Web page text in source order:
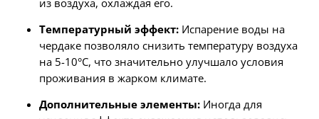
Температурный эффект: Испарение воды на
чердаке позволяло снизить температуру воздуха
на 5-10°C, что значительно улучшало условия
проживания в жарком климате.
Дополнительные элементы: Иногда для